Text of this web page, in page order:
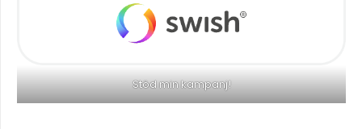
Stöd min kampanj!